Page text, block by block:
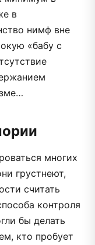
в
нимф вне
«бабу с
многих
грустнеют,
считать
контроля
бы делать
кто пробует